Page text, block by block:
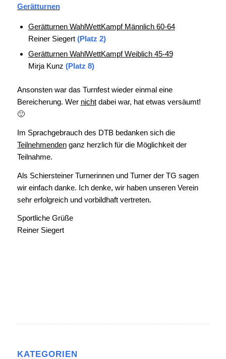
Gerätturnen
Gerätturnen WahlWettKampf Männlich 60-64
Reiner Siegert (Platz 2)
Gerätturnen WahlWettKampf Weiblich 45-49
Mirja Kunz (Platz 8)
Ansonsten war das Turnfest wieder einmal eine
Bereicherung. Wer nichtdabei war, hat etwas versäumt!
🙂
Im Sprachgebrauch des DTB bedanken sich die
Teilnehmendenganz herzlich für die Möglichkeit der
Teilnahme.
Als Schiersteiner Turnerinnen und Turner der TG sagen
wir einfach danke. Ich denke, wir haben unseren Verein
sehr erfolgreich und vorbildhaft vertreten.
Sportliche Grüße
Reiner Siegert
KATEGORIEN